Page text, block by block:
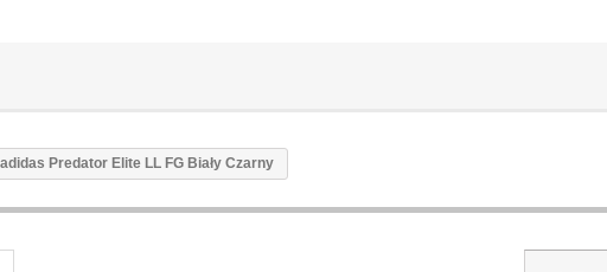
Predator Elite LL FG Biały Czarny